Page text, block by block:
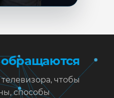
обращаются
чтобы
способы